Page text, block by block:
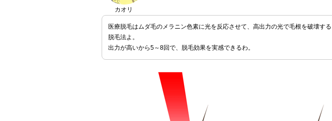
カオリ
医療脱毛はムダ毛のメラニン色素に光を反応させて、高出力の光で毛根を破壊する
脱毛法よ。
出力が高いから5～8回で、脱毛効果を実感できるわ。